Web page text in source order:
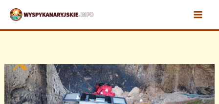
Przejdź
treści